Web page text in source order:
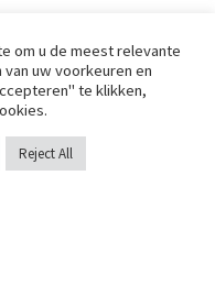
om u de meest relevante
uw voorkeuren en
te klikken,
Reject All